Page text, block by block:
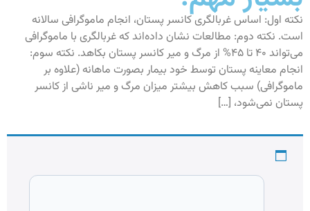
نکته اول: اساس غربالگرى كانسر پستان، انجام ماموگرافى سالانه
است. نکته دوم: مطالعات نشان داده‏‌اند كه غربالگرى با ماموگرافى
مى‏‌تواند ۴۰ تا ۴۵% از مرگ و مير كانسر پستان بكاهد. نکته سوم:
انجام معاينه پستان توسط خود بيمار بصورت ماهانه (علاوه بر
ماموگرافى) سبب كاهش بيشتر ميزان مرگ و مير ناشى از كانسر
پستان نمى‏‌شود، […]